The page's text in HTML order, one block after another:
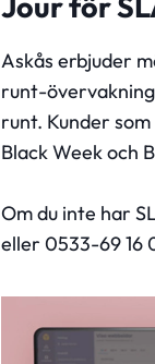
Askås erbjuder
runt-
runt. Kunder
Black Week och
Om du inte har
eller 0533-69 16